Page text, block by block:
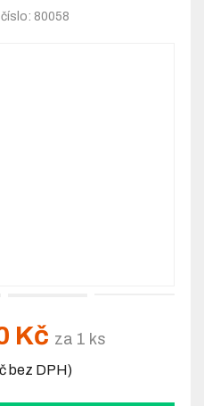
80058
Kč za 1 ks
bez DPH)